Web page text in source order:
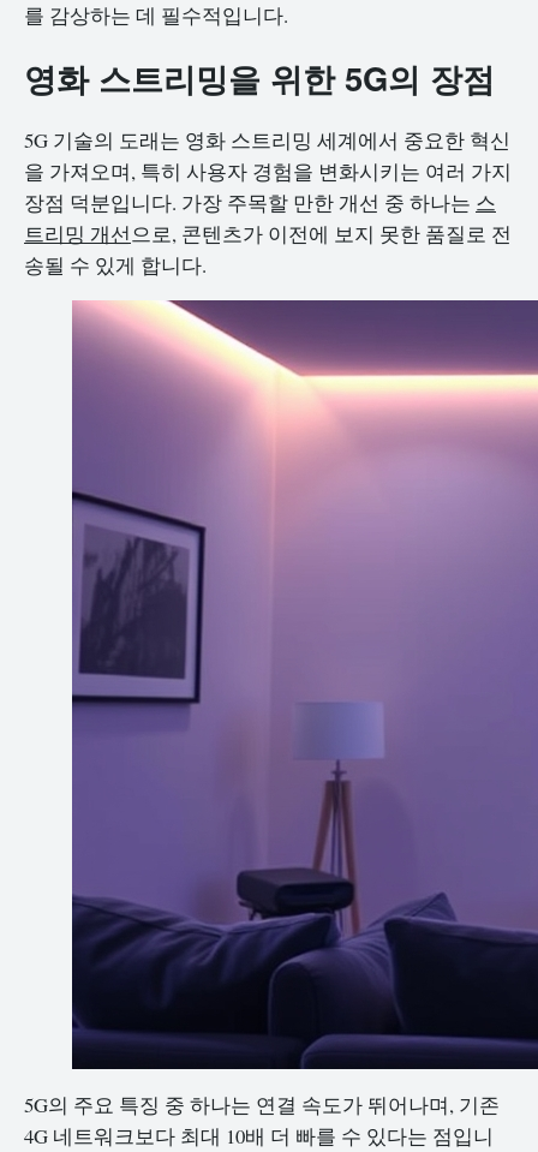
를 감상하는 데 필수적입니다.
영화 스트리밍을 위한 5G의 장점
5G 기술의 도래는 영화 스트리밍 세계에서 중요한 혁신
을 가져오며, 특히 사용자 경험을 변화시키는 여러 가지
장점 덕분입니다. 가장 주목할 만한 개선 중 하나는 스
트리밍 개선으로, 콘텐츠가 이전에 보지 못한 품질로 전
송될 수 있게 합니다.
5G의 주요 특징 중 하나는 연결 속도가 뛰어나며, 기존
4G 네트워크보다 최대 10배 더 빠를 수 있다는 점입니